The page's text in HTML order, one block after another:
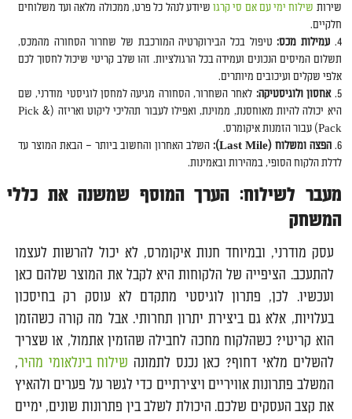
שירות שילוח ימי עם אם סי קרגושיודע לנהל כל פרט, ממכולה מלאה ועד משלוחים
חלקיים.
עמילות מכס: טיפול בכל הבירוקרטיה המורכבת של שחרור הסחורה מהמכס,
תשלום המיסים הנכונים ועמידה בכל הרגולציות. זהו שלב קריטי שיכול לחסוך לכם
אלפי שקלים ועיכובים מיותרים.
אחסון ולוגיסטיקה: לאחר השחרור, הסחורה מגיעה למחסן לוגיסטי מודרני, שם
היא יכולה להיות מאוחסנת, ממוינת, ואפילו לעבור תהליכי ליקוט ואריזה (Pick &
Pack) עבור הזמנות איקומרס.
הפצה ומשלוח (Last Mile):
השלב האחרון והחשוב ביותר – הבאת המוצר עד
לדלת הלקוח הסופי, במהירות ובאמינות.
מעבר לשילוח: הערך המוסף שמשנה את כללי
המשחק
עסק מודרני, ובמיוחד חנות איקומרס, לא יכול להרשות לעצמו
להתעכב. הציפייה של הלקוחות היא לקבל את המוצר שלהם כאן
ועכשיו. לכן, פתרון לוגיסטי מתקדם לא עוסק רק בחיסכון
בעלויות, אלא גם ביצירת יתרון תחרותי. אבל מה קורה כשהזמן
הוא קריטי? כשהלקוח מחכה לחבילה שהזמין אתמול, או שצריך
להשלים מלאי דחוף? כאן נכנס לתמונה שילוח בינלאומי מהיר,
המשלב פתרונות אוויריים ויצירתיים כדי לגשר על פערים ולהאיץ
את קצב העסקים שלכם. היכולת לשלב בין פתרונות שונים, ימיים